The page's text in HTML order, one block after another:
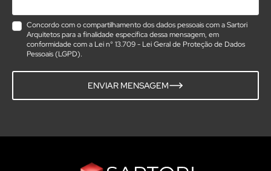
Concordo com o compartilhamento dos dados pessoais com a Sartori
Arquitetos para a finalidade específica dessa mensagem, em
conformidade com a Lei n° 13.709 - Lei Geral de Proteção de Dados
Pessoais (LGPD).
ENVIAR MENSAGEM